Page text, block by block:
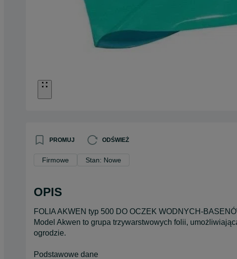
PROMUJ ODŚWIEŻ
Firmowe Stan: Nowe
OPIS
FOLIA AKWEN typ 500 DO OCZEK WODNYCH-
Model Akwen to grupa trzywarstwowych folii,
ogrodzie.
Podstawowe dane